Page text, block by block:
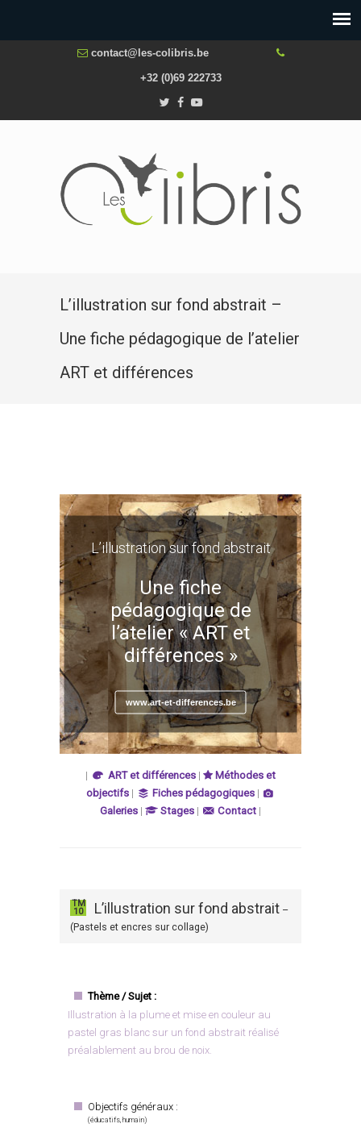
contact@les-colibris.be
+32 (0)69 222733
L’illustration sur fond abstrait –
Une fiche pédagogique de l’atelier
ART et différences
L’illustration sur fond abstrait
Une fiche
pédagogique de
l’atelier « ART et
différences »
www.art-et-differences.be
| ART et différences|
Méthodes et
objectifs | Fiches pédagogiques|
Galeries| Stages| Contact |
TM
10 L’illustration sur fond abstrait –
(Pastels et encres sur collage)
Thème / Sujet :
Illustration à la plume et mise en couleur au
pastel gras blanc sur un fond abstrait réalisé
préalablement au brou de noix.
Objectifs généraux :
(éducatifs, humain)